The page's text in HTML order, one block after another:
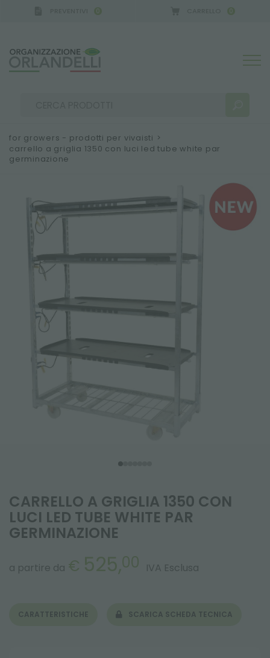
0 0
ALTRI RISULTATI PER TE:
for growers - prodotti per vivaisti >
carrello a griglia 1350 con luci led tube white par
germinazione
CARRELLO A GRIGLIA 1350 CON
LUCI LED TUBE WHITE PAR
GERMINAZIONE
a partire da € 525,00 IVA Esclusa
CARATTERISTICHE SCARICA SCHEDA TECNICA